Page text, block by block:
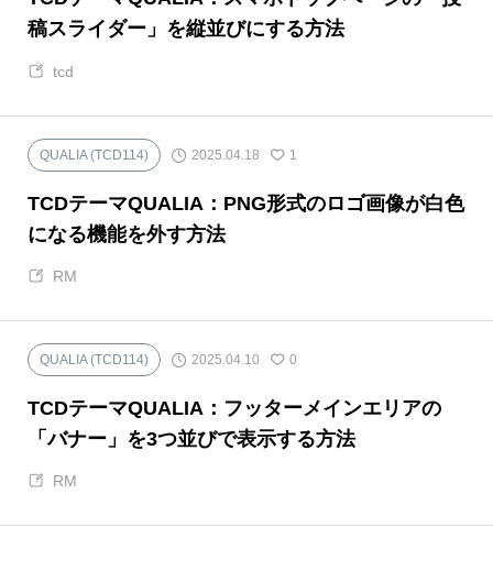
稿スライダー」を縦並びにする方法
tcd
QUALIA (TCD114) 2025.04.18 1
TCDテーマQUALIA：PNG形式のロゴ画像が白色
になる機能を外す方法
RM
QUALIA (TCD114) 2025.04.10 0
TCDテーマQUALIA：フッターメインエリアの
「バナー」を3つ並びで表示する方法
RM